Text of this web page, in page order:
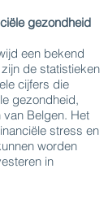
gezondheid
een bekend
de statistieken
cijfers die
gezondheid,
van Belgen. Het
stress en
worden
in